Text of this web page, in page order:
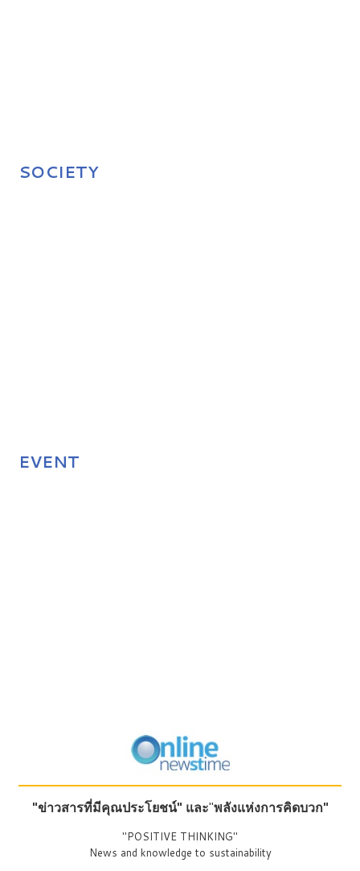
SOCIETY
EVENT
"ข่าวสารที่มีคุณประโยชน์" และ"พลังแห่งการคิดบวก"
"POSITIVE THINKING"
News and knowledge to sustainability